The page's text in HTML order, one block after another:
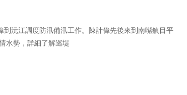
沅江調度防汛備汛工作。陳計偉先後來到南嘴鎮目平
水勢，詳細了解巡堤